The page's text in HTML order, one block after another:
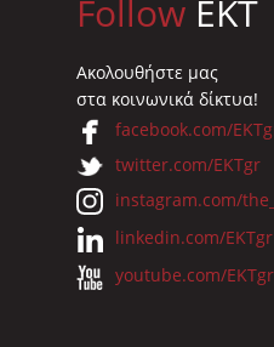
Follow EKT
Ακολουθήστε μας
στα κοινωνικά δίκτυα!
facebook.com/
twitter.com/EKTgr
instagram.com/
linkedin.com/EKTgr
youtube.com/EKTgr